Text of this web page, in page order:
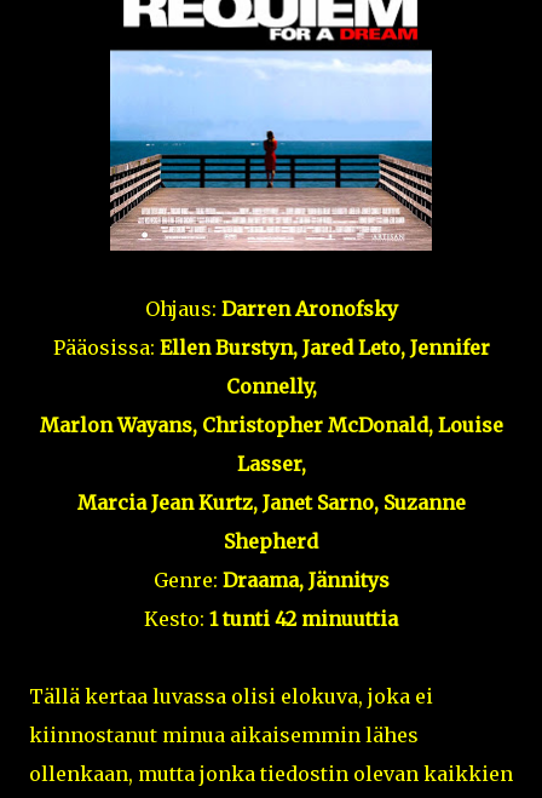
Ohjaus: Darren Aronofsky
Pääosissa: Ellen Burstyn, Jared Leto, Jennifer
Connelly,
Marlon Wayans, Christopher McDonald, Louise
Lasser,
Marcia Jean Kurtz, Janet Sarno, Suzanne
Shepherd
Genre: Draama, Jännitys
Kesto: 1 tunti 42 minuuttia
Tällä kertaa luvassa olisi elokuva, joka ei
kiinnostanut minua aikaisemmin lähes
ollenkaan, mutta jonka tiedostin olevan kaikkien